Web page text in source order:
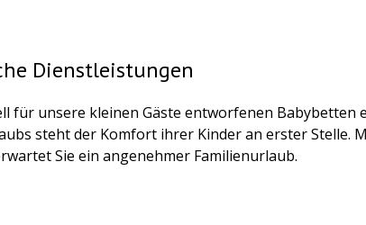
Dienstleistungen
für unsere kleinen Gäste entworfenen Babybetten
steht der Komfort ihrer Kinder an erster Stelle.
Sie ein angenehmer Familienurlaub.